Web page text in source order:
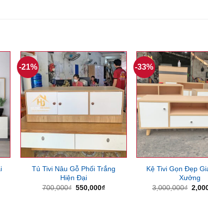
-21%
Tủ Tivi Nâu Gỗ Phối Trắng
Hiện Đại
700,000₫ Giá
550,000₫Giá
-33%
Kệ Tivi Gọn Đẹp
Xưởng
3,000,000₫ Giá